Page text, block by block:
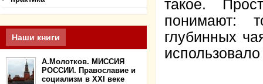
Наши книги
А.Молотков. МИССИЯ
РОССИИ. Православие и
социализм в XXI веке
такое.
понимают:
глубинных